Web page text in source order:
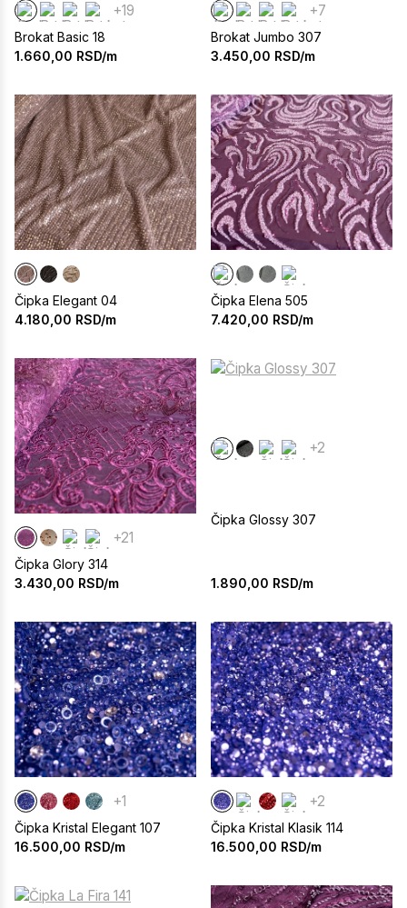
+19
Brokat Basic 18
1.660,00 RSD/m
+7
Brokat Jumbo 307
3.450,00 RSD/m
Čipka Elegant 04
4.180,00 RSD/m
Čipka Elena 505
7.420,00 RSD/m
+21
Čipka Glory 314
3.430,00 RSD/m
+2
Čipka Glossy 307
1.890,00 RSD/m
+1
Čipka Kristal Elegant 107
16.500,00 RSD/m
+2
Čipka Kristal Klasik 114
16.500,00 RSD/m